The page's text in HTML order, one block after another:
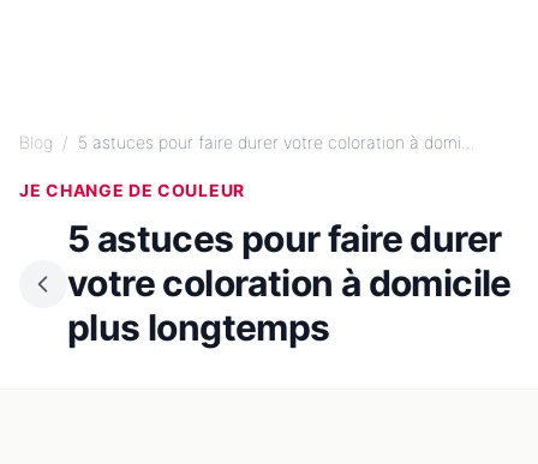
Blog / 5 astuces pour faire durer votre coloration à domi...
JE CHANGE DE COULEUR
5 astuces pour faire durer
votre coloration à domicile
plus longtemps